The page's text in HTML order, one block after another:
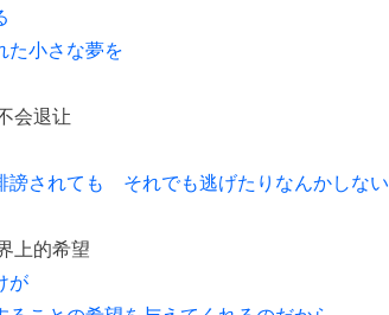
た小さな夢を
会退让
謗されても それでも逃げたりなんかしない
上的希望
が